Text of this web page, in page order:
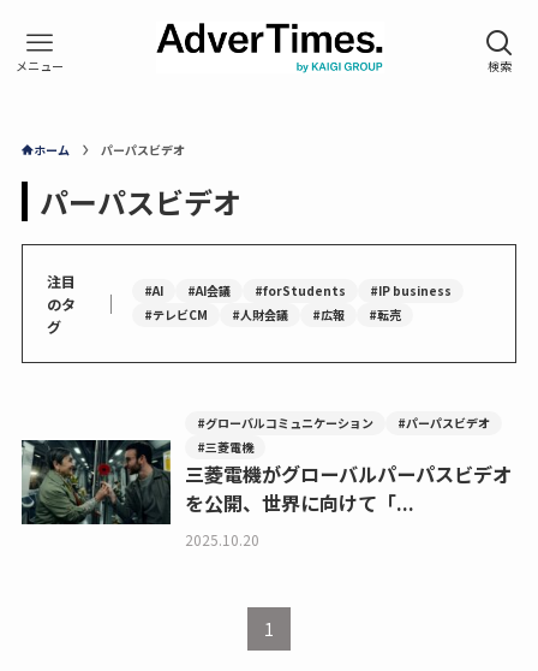
ホーム パーパスビデオ
パーパスビデオ
注目
のタ
グ
｜ #AI #AI会議 #forStudents
#IP business
#テレビCM
#人財会議 #広報 #転売
#グローバルコミュニケーション
#パーパスビデオ
#三菱電機
三菱電機がグローバルパーパスビデオ
を公開、世界に向けて「...
2025.10.20
1